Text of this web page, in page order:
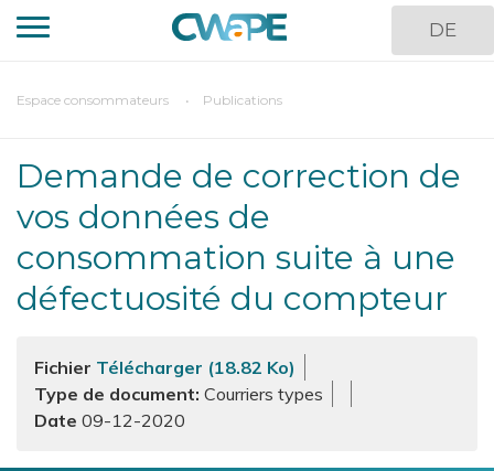
Aller
au
principal
DE
You
here
Espace consommateurs Publications
Demande de correction de
vos données de
consommation suite à une
défectuosité du compteur
Fichier Télécharger (18.82 Ko)
Type de document Courriers types
09-12-2020